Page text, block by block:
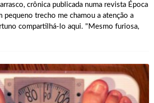
crônica publicada numa revista Época
pequeno trecho me chamou a atenção a
compartilhá-lo aqui. "Mesmo furiosa,